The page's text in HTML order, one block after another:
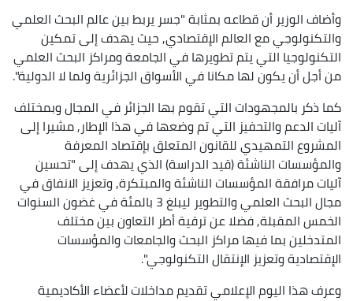
وأضاف الوزير أن قطاعه بمثابة "جسر يربط بين عالم البحث العلمي
والتكنولوجي مع العالم الإقتصادي, حيث يهدف إلى تمكين
التكنولوجيا التي يتم تطويرها في الجامعة ومراكز البحث العلمي
من أجل أن يكون لها مكانا في الأسواق الجزائرية ولما لا الدولية".
كما ذكر بالمجهودات التي تقوم بها الجزائر في المجال وبمختلف
آليات الدعم والتحفيز التي تم وضعها في هذا الإطار, مشيرا إلى
المشروع التمهيدي للقانون المتعلق بإقتصاد المعرفة
والمؤسسات الناشئة (قيد الدراسة) الذي يهدف إلى "تحسين
آليات مرافقة المؤسسات الناشئة والمبتكرة, وتعزيز الانفاق في
مجال البحث العلمي والتطوير ليبلغ 3 بالمئة في غضون السنوات
الخمس المقبلة, فضلا عن ترقية أطر التعاون بين مختلف
المتدخلين بما فيها مراكز البحث والجامعات والمؤسسات
الإقتصادية وتعزيز الإنتقال التكنولوجي".
وعرف هذا اليوم الإعلامي تقديم مداخلات لأعضاء الأكاديمية